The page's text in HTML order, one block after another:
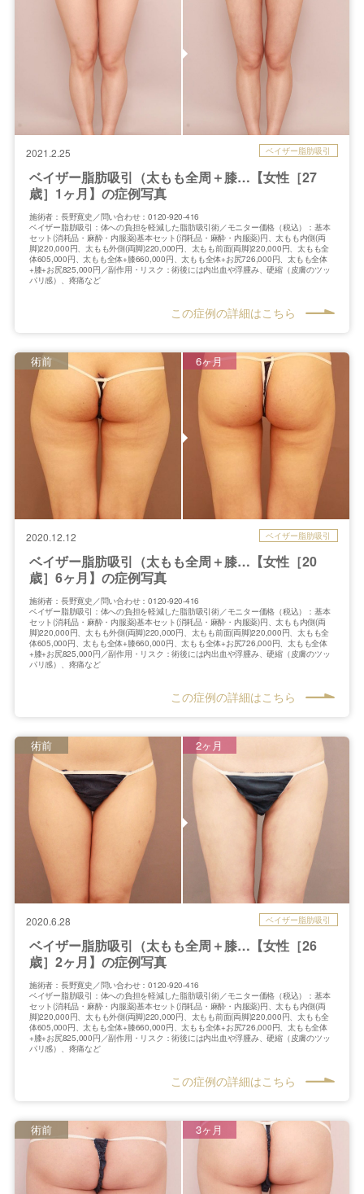
2021.2.25 ベイザー脂肪吸引
ベイザー脂肪吸引（太もも全周＋膝…【女性［27
歳］1ヶ月】の症例写真
施術者：長野寛史／問い合わせ：0120-920-416
ベイザー脂肪吸引：体への負担を軽減した脂肪吸引術／モニター価格（税込）：基本
セット(消耗品・麻酔・内服薬)基本セット(消耗品・麻酔・内服薬)円、太もも内側(両
脚)220,000円、太もも外側(両脚)220,000円、太もも前面(両脚)220,000円、太もも全
体605,000円、太もも全体+膝660,000円、太もも全体+お尻726,000円、太もも全体
+膝+お尻825,000円／副作用・リスク：術後には内出血や浮腫み、硬縮（皮膚のツッ
パリ感）、疼痛など
この症例の詳細はこちら
2020.12.12 ベイザー脂肪吸引
ベイザー脂肪吸引（太もも全周＋膝…【女性［20
歳］6ヶ月】の症例写真
術前 6ヶ月
施術者：長野寛史／問い合わせ：0120-920-416
ベイザー脂肪吸引：体への負担を軽減した脂肪吸引術／モニター価格（税込）：基本
セット(消耗品・麻酔・内服薬)基本セット(消耗品・麻酔・内服薬)円、太もも内側(両
脚)220,000円、太もも外側(両脚)220,000円、太もも前面(両脚)220,000円、太もも全
体605,000円、太もも全体+膝660,000円、太もも全体+お尻726,000円、太もも全体
+膝+お尻825,000円／副作用・リスク：術後には内出血や浮腫み、硬縮（皮膚のツッ
パリ感）、疼痛など
この症例の詳細はこちら
2020.6.28 ベイザー脂肪吸引
ベイザー脂肪吸引（太もも全周＋膝…【女性［26
歳］2ヶ月】の症例写真
術前 2ヶ月
施術者：長野寛史／問い合わせ：0120-920-416
ベイザー脂肪吸引：体への負担を軽減した脂肪吸引術／モニター価格（税込）：基本
セット(消耗品・麻酔・内服薬)基本セット(消耗品・麻酔・内服薬)円、太もも内側(両
脚)220,000円、太もも外側(両脚)220,000円、太もも前面(両脚)220,000円、太もも全
体605,000円、太もも全体+膝660,000円、太もも全体+お尻726,000円、太もも全体
+膝+お尻825,000円／副作用・リスク：術後には内出血や浮腫み、硬縮（皮膚のツッ
パリ感）、疼痛など
この症例の詳細はこちら
術前 3ヶ月